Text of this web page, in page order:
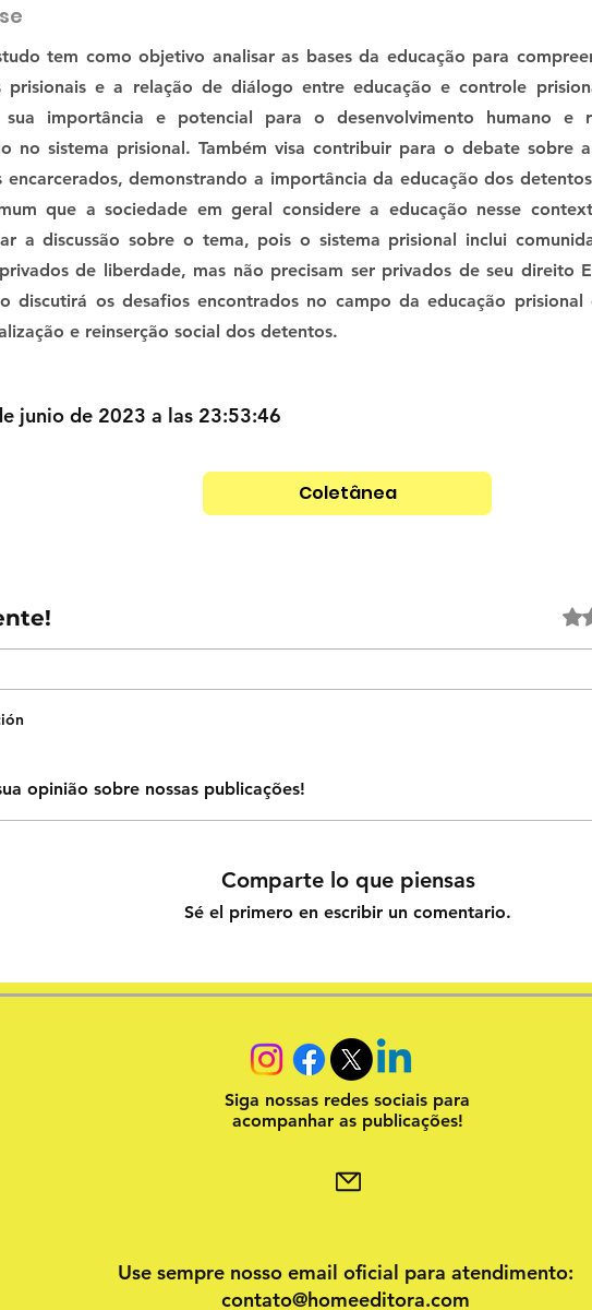
tem como objetivo analisar as bases da educação para
prisionais e a relação de diálogo entre educação e controle
sua importância e potencial para o desenvolvimento humano e
no sistema prisional. Também visa contribuir para o debate sobre
encarcerados, demonstrando a importância da educação dos
que a sociedade em geral considere a educação nesse
a discussão sobre o tema, pois o sistema prisional inclui
de liberdade, mas não precisam ser privados de seu direito
discutirá os desafios encontrados no campo da educação
e reinserção social dos detentos.
junio de 2023 a las 23:53:46
Coletânea
opinião sobre nossas publicações!
Comparte lo que piensas
Sé el primero en escribir un comentario.
Siga nossas redes sociais para
acompanhar as publicações!
Use sempre nosso email oficial para atendimento:
contato@homeeditora.com